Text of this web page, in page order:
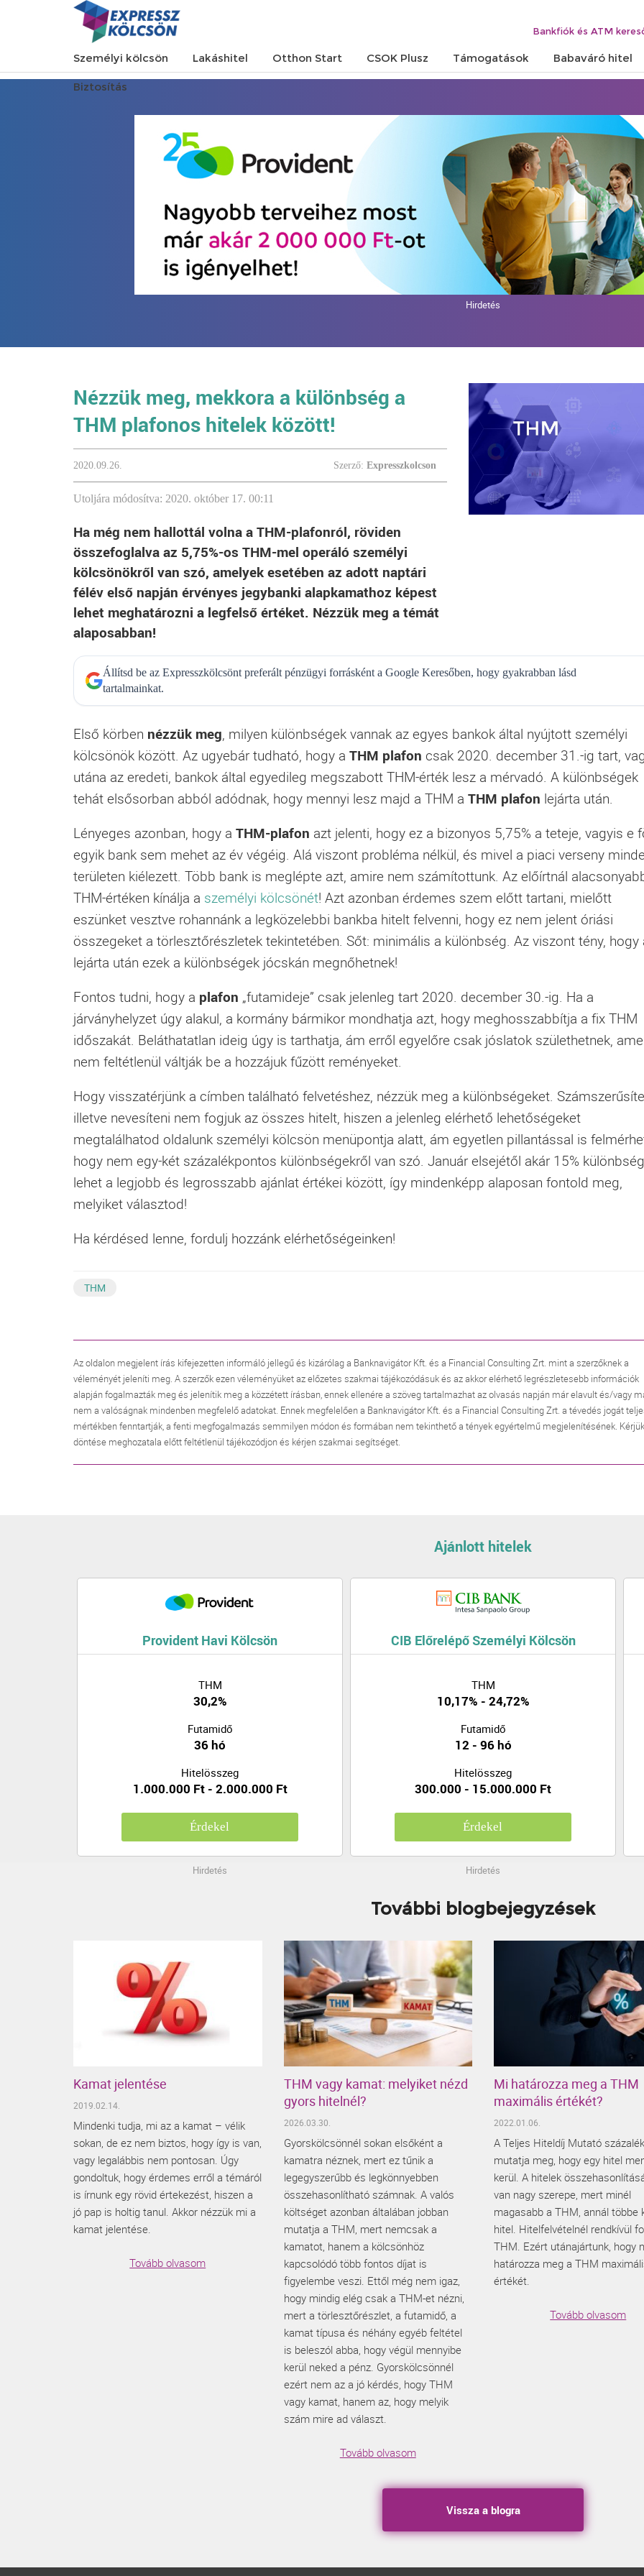
Bankfiók és ATM
Személyi kölcsön Lakáshitel Otthon Start CSOK Plusz Támogatások Babaváró hitel
Biztosítás
Hirdetés
Nézzük meg, mekkora a különbség a
THM plafonos hitelek között!
2020.09.26. Szerző: Expresszkolcson
Utoljára módosítva: 2020. október 17. 00:11
Ha még nem hallottál volna a THM-plafonról, röviden
összefoglalva az 5,75%-os THM-mel operáló személyi
kölcsönökről van szó, amelyek esetében az adott naptári
félév első napján érvényes jegybanki alapkamathoz képest
lehet meghatározni a legfelső értéket. Nézzük meg a témát
alaposabban!
Állítsd be az Expresszkölcsönt preferált pénzügyi forrásként a Google Keresőben, hogy gyakrabban lásd
tartalmainkat.
Első körben nézzük meg, milyen különbségek vannak az egyes bankok által nyújtott személyi
kölcsönök között. Az ugyebár tudható, hogy a THM plafon csak 2020. december 31.-ig tart,
utána az eredeti, bankok által egyedileg megszabott THM-érték lesz a mérvadó. A különbségek
tehát elsősorban abból adódnak, hogy mennyi lesz majd a THM a THM plafon lejárta után.
Lényeges azonban, hogy a THM-plafon azt jelenti, hogy ez a bizonyos 5,75% a teteje, vagyis e
egyik bank sem mehet az év végéig. Alá viszont probléma nélkül, és mivel a piaci verseny
területen kiélezett. Több bank is meglépte azt, amire nem számítottunk. Az előírtnál
THM-értéken kínálja a személyi kölcsönét! Azt azonban érdemes szem előtt tartani, mielőtt
eszünket vesztve rohannánk a legközelebbi bankba hitelt felvenni, hogy ez nem jelent óriási
összegeket a törlesztőrészletek tekintetében. Sőt: minimális a különbség. Az viszont tény, hogy
lejárta után ezek a különbségek jócskán megnőhetnek!
Fontos tudni, hogy a plafon „futamideje” csak jelenleg tart 2020. december 30.-ig. Ha a
járványhelyzet úgy alakul, a kormány bármikor mondhatja azt, hogy meghosszabbítja a fix THM
időszakát. Beláthatatlan ideig úgy is tarthatja, ám erről egyelőre csak jóslatok születhetnek,
nem feltétlenül váltják be a hozzájuk fűzött reményeket.
Hogy visszatérjünk a címben található felvetéshez, nézzük meg a különbségeket.
illetve nevesíteni nem fogjuk az összes hitelt, hiszen a jelenleg elérhető lehetőségeket
megtalálhatod oldalunk személyi kölcsön menüpontja alatt, ám egyetlen pillantással is
hogy nem egy-két százalékpontos különbségekről van szó. Január elsejétől akár 15%
lehet a legjobb és legrosszabb ajánlat értékei között, így mindenképp alaposan fontold meg,
melyiket választod!
Ha kérdésed lenne, fordulj hozzánk elérhetőségeinken!
THM
Az oldalon megjelent írás kifejezetten informáló jellegű és kizárólag a Banknavigátor Kft. és a Financial Consulting Zrt. mint a szerzőknek a
véleményét jeleníti meg. A szerzők ezen véleményüket az előzetes szakmai tájékozódásuk és az akkor elérhető legrészletesebb információk
alapján fogalmazták meg és jelenítik meg a közzétett írásban, ennek ellenére a szöveg tartalmazhat az olvasás napján már elavult és/vagy
nem a valóságnak mindenben megfelelő adatokat. Ennek megfelelően a Banknavigátor Kft. és a Financial Consulting Zrt. a tévedés jogát
mértékben fenntartják, a fenti megfogalmazás semmilyen módon és formában nem tekinthető a tények egyértelmű megjelenítésének.
döntése meghozatala előtt feltétlenül tájékozódjon és kérjen szakmai segítséget.
Ajánlott hitelek
Provident Havi Kölcsön
THM
30,2%
Futamidő
36 hó
Hitelösszeg
1.000.000 Ft - 2.000.000 Ft
Érdekel
Hirdetés
CIB Előrelépő Személyi Kölcsön
THM
10,17% - 24,72%
Futamidő
12 - 96 hó
Hitelösszeg
300.000 - 15.000.000 Ft
Érdekel
Hirdetés
További blogbejegyzések
Kamat jelentése
2019.02.14.
Mindenki tudja, mi az a kamat – vélik
sokan, de ez nem biztos, hogy így is van,
vagy legalábbis nem pontosan. Úgy
gondoltuk, hogy érdemes erről a témáról
is írnunk egy rövid értekezést, hiszen a
jó pap is holtig tanul. Akkor nézzük mi a
kamat jelentése.
Tovább olvasom
THM vagy kamat: melyiket nézd
gyors hitelnél?
2026.03.30.
Gyorskölcsönnél sokan elsőként a
kamatra néznek, mert ez tűnik a
legegyszerűbb és legkönnyebben
összehasonlítható számnak. A valós
költséget azonban általában jobban
mutatja a THM, mert nemcsak a
kamatot, hanem a kölcsönhöz
kapcsolódó több fontos díjat is
figyelembe veszi. Ettől még nem igaz,
hogy mindig elég csak a THM-et nézni,
mert a törlesztőrészlet, a futamidő, a
kamat típusa és néhány egyéb feltétel
is beleszól abba, hogy végül mennyibe
kerül neked a pénz. Gyorskölcsönnél
ezért nem az a jó kérdés, hogy THM
vagy kamat, hanem az, hogy melyik
szám mire ad választ.
Tovább olvasom
Mi határozza meg a THM
maximális értékét?
2022.01.06.
A Teljes Hiteldíj Mutató
mutatja meg, hogy egy hitel
kerül. A hitelek
van nagy szerepe, mert minél
magasabb a THM, annál többe
hitel. Hitelfelvételnél rendkívül
THM. Ezért utánajártunk, hogy
határozza meg a THM
értékét.
Tovább olvasom
Vissza a blogra